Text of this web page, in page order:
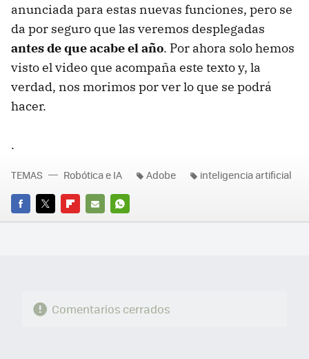
anunciada para estas nuevas funciones, pero se
da por seguro que las veremos desplegadas
antes de que acabe el año. Por ahora solo hemos
visto el video que acompaña este texto y, la
verdad, nos morimos por ver lo que se podrá
hacer.
.
FACEBOOK
TWITTERFLIPBOARD
E-
WHATSAPP
TEMAS Robótica e IA Adobe inteligencia artificial
Comentarios cerrados